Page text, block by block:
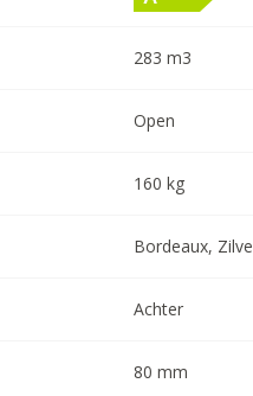
283 m3
Open
160 kg
Bordeaux,
Achter
80 mm